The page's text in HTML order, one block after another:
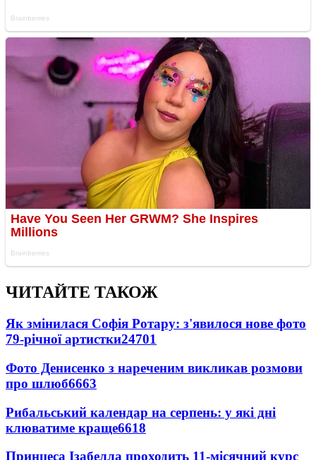
ЧИТАЙТЕ ТАКОЖ
Як змінилася Софія Ротару: з'явилося нове фото
79-річної артистки24701
Фото Денисенко з нареченим викликав розмови
про шлюб6663
Рибальський календар на серпень: у які дні
клюватиме краще6618
Принцеса Ізабелла проходить 11-місячний курс